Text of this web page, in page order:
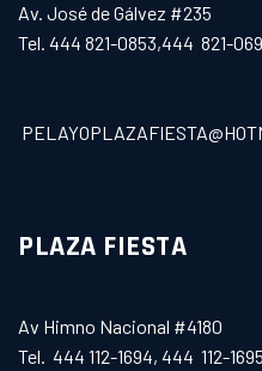
Av. José de Gálvez #235
Tel. 444 821-0853,444 821-
PLAZA FIESTA
Av Himno Nacional #4180
Tel. 444 112-1694, 444 112-